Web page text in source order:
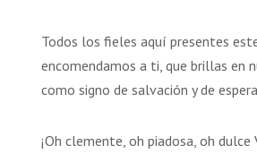
Todos los fieles aquí presentes
encomendamos a ti, que brillas en
como signo de salvación y de
¡Oh clemente, oh piadosa, oh dulce